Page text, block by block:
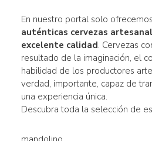
En nuestro portal solo
auténticas cervezas
excelente calidad. Cervezas
resultado de la imaginación, el
habilidad de los productores
verdad, importante, capaz de
una experiencia única.
Descubra toda la selección de